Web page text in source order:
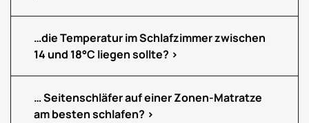
…die Temperatur im Schlafzimmer zwischen
14 und 18°C liegen sollte?
… Seitenschläfer auf einer Zonen-Matratze
am besten schlafen?